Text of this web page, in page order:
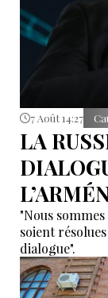
7 Août 14:27
LA
"Nous
soient
dialogue".